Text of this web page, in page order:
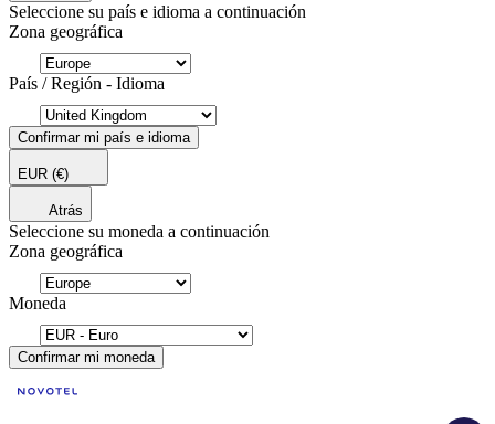
Seleccione su país e idioma a continuación
Zona geográfica
País / Región - Idioma
Confirmar mi país e idioma
EUR (€)
Atrás
Seleccione su moneda a continuación
Zona geográfica
Moneda
Confirmar mi moneda